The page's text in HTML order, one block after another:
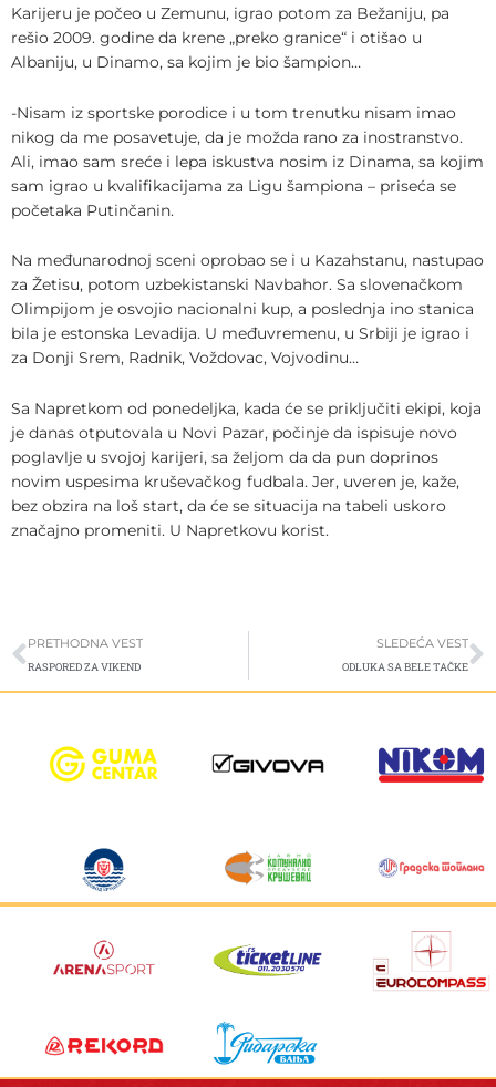
Karijeru je počeo u Zemunu, igrao potom za Bežaniju, pa
rešio 2009. godine da krene „preko granice“ i otišao u
Albaniju, u Dinamo, sa kojim je bio šampion…
-Nisam iz sportske porodice i u tom trenutku nisam imao
nikog da me posavetuje, da je možda rano za inostranstvo.
Ali, imao sam sreće i lepa iskustva nosim iz Dinama, sa kojim
sam igrao u kvalifikacijama za Ligu šampiona – priseća se
početaka Putinčanin.
Na međunarodnoj sceni oprobao se i u Kazahstanu, nastupao
za Žetisu, potom uzbekistanski Navbahor. Sa slovenačkom
Olimpijom je osvojio nacionalni kup, a poslednja ino stanica
bila je estonska Levadija. U međuvremenu, u Srbiji je igrao i
za Donji Srem, Radnik, Voždovac, Vojvodinu…
Sa Napretkom od ponedeljka, kada će se priključiti ekipi, koja
je danas otputovala u Novi Pazar, počinje da ispisuje novo
poglavlje u svojoj karijeri, sa željom da da pun doprinos
novim uspesima kruševačkog fudbala. Jer, uveren je, kaže,
bez obzira na loš start, da će se situacija na tabeli uskoro
značajno promeniti. U Napretkovu korist.
Prev
PRETHODNA VEST
RASPORED ZA VIKEND
SLEDEĆA VEST
ODLUKA SA BELE TAČKE